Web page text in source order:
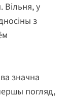
Вільня, у
з
значна
погляд,